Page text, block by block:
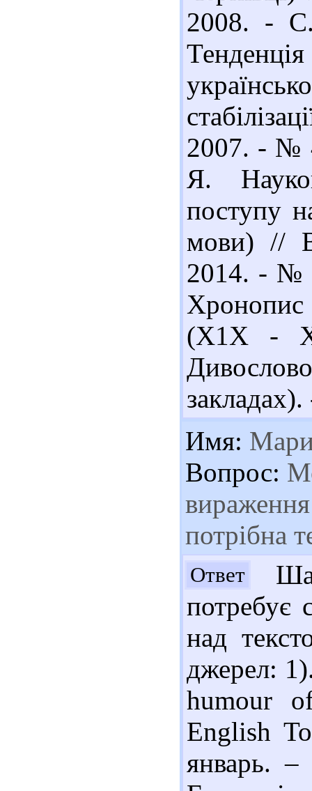
2008. -
2007. - №
Я.
поступу
мови) //
2014. - №
Хронопис
(Х1Х -
Имя:
Вопрос:
вираження
потрібна
Ответ
потребує
над
джерел:
humour
English
январь.